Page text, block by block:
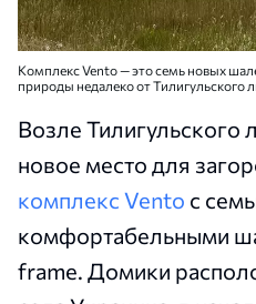
Комплекс Vento — это семь новых
природы недалеко от Тилигульского
Возле Тилигульского
новое место для
комплекс Vento с
комфортабельными
frame. Домики